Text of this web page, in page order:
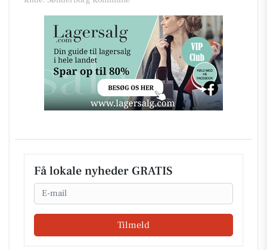
Få lokale nyheder GRATIS
Email
Tilmeld